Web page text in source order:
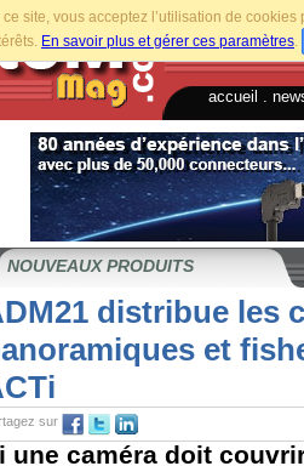
site, vous acceptez l’utilisation de
En savoir plus et gérer ces paramètres.
accueil
NOUVEAUX PRODUITS
distribue les
et
sur
une caméra doit